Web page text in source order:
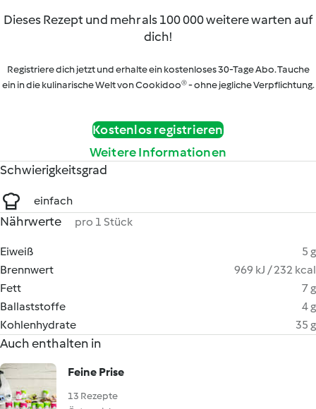
Dieses Rezept und mehr als 100 000 weitere warten auf
dich!
Registriere dich jetzt und erhalte ein kostenloses 30-Tage Abo. Tauche
ein in die kulinarische Welt von Cookidoo® - ohne jegliche Verpflichtung.
Kostenlos registrieren
Weitere Informationen
Schwierigkeitsgrad
einfach
Nährwerte pro 1 Stück
Eiweiß
5 g
Brennwert
969 kJ / 232 kcal
Fett
7 g
Ballaststoffe
4 g
Kohlenhydrate
35 g
Auch enthalten in
Feine Prise
13 Rezepte